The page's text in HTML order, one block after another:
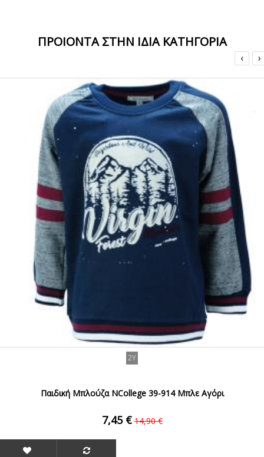
ΠΡΟΙΟΝΤΑ ΣΤΗΝ ΙΔΙΑ ΚΑΤΗΓΟΡΙΑ
‹ ›
2Y
Παιδική Μπλούζα NCollege 39-914 Μπλε Αγόρι
7,45 € 14,90 €